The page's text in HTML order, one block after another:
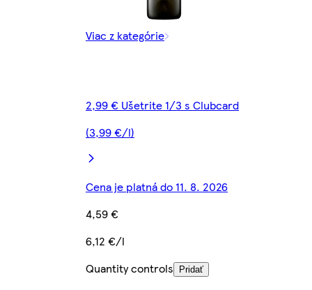
Viac z kategórie
2,99 € Ušetrite 1/3 s Clubcard
(3,99 €/l)
Cena je platná do 11. 8. 2026
4,59 €
6,12 €/l
Quantity controls
Pridať